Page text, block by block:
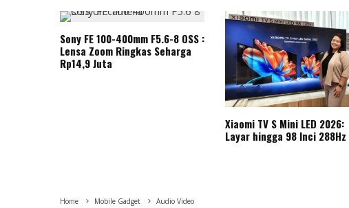
Sony FE 100-400mm F5.6-8 OSS :
Lensa Zoom Ringkas Seharga
Rp14,9 Juta
Xiaomi TV S Mini LED 2026:
Layar hingga 98 Inci 288Hz
Home Mobile Gadget Audio Video